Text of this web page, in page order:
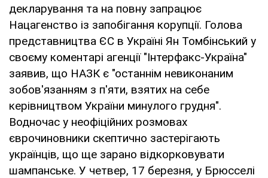
декларування та на повну запрацює
Нацагенство із запобігання корупції. Голова
представництва ЄС в Україні Ян Томбінський у
своєму коментарі агенції "Інтерфакс-Україна"
заявив, що НАЗК є "останнім невиконаним
зобов'язанням з п'яти, взятих на себе
керівництвом України минулого грудня".
Водночас у неофіційних розмовах
єврочиновники скептично застерігають
українців, що ще зарано відкорковувати
шампанське. У четвер, 17 березня, у Брюсселі